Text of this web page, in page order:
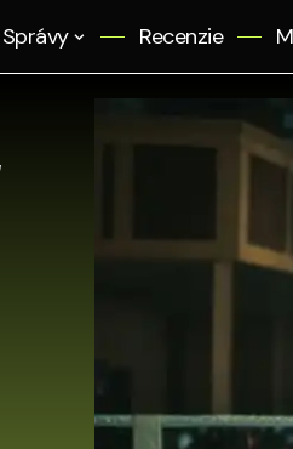
Správy Recenzie